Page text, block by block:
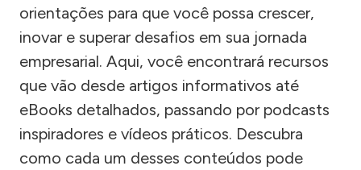
orientações para que você possa crescer,
inovar e superar desafios em sua jornada
empresarial. Aqui, você encontrará recursos
que vão desde artigos informativos até
eBooks detalhados, passando por podcasts
inspiradores e vídeos práticos. Descubra
como cada um desses conteúdos pode